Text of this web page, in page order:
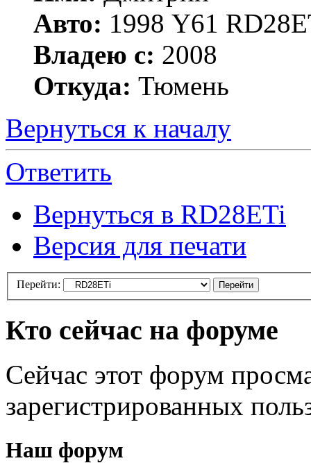
Авто: 1998 Y61
Владею с: 2008
Откуда: Тюмень
Вернуться к началу
Ответить
Вернуться в RD28ETi
Версия для печати
Перейти:
Кто сейчас на форуме
Сейчас этот форум
зарегистрированных
Наш форум